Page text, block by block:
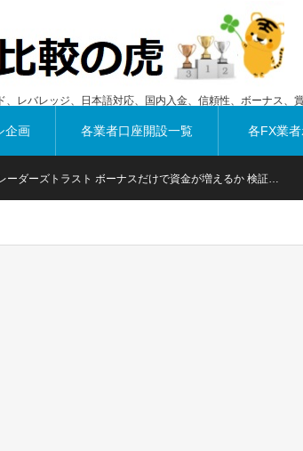
、レバレッジ、日本語対応、国内入金、信頼性、ボーナス
企画 各業者口座開設一覧 各FX業
ーダーズトラスト ボーナスだけで資金が増えるか 検証…